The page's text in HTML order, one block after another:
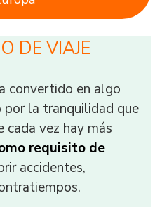
DE VIAJE
convertido en algo
por la tranquilidad que
cada vez hay más
requisito de
accidentes,